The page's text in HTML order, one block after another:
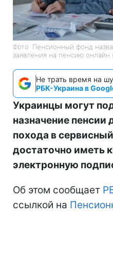
Фото: Пенсионный фонд
заявления на пенсию онлайн
Не трать время на
РБК-Украина в
Украинцы могут
назначение пенсии
похода в
достаточно иметь
электронную
Об этом сообщает
ссылкой на